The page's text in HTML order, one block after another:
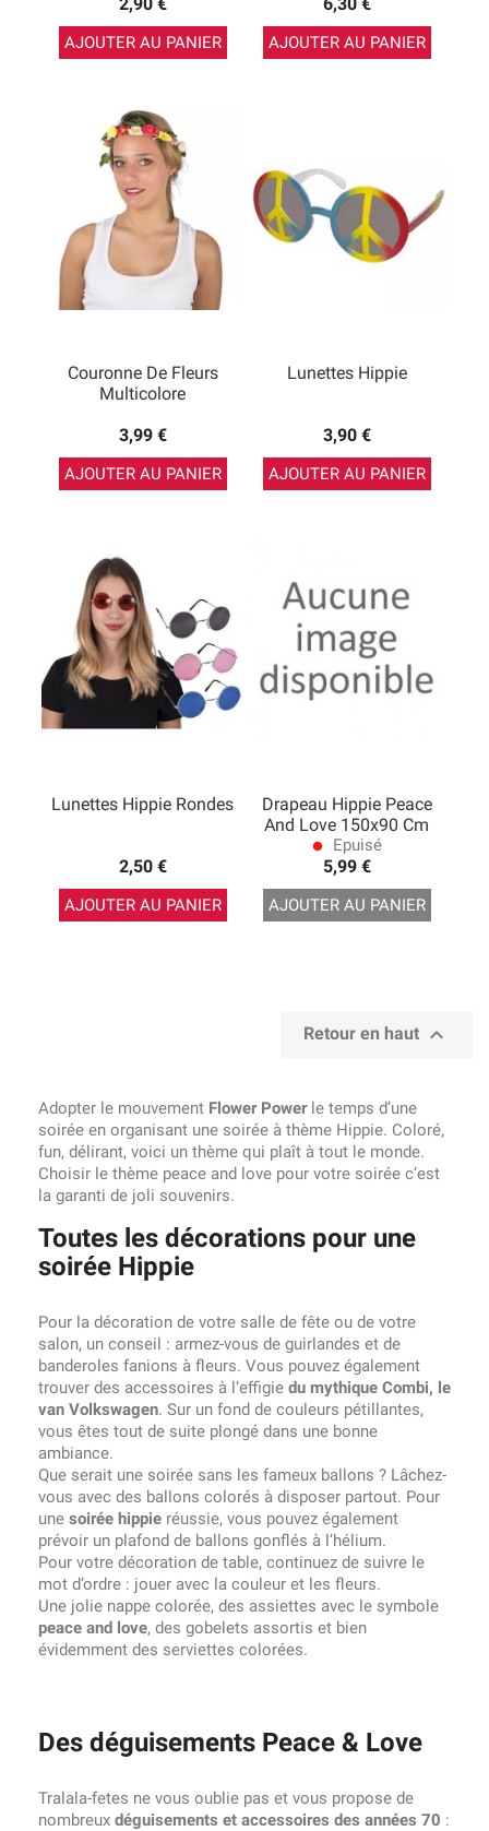
AJOUTER AU PANIER AJOUTER AU PANIER
Couronne De Fleurs
Multicolore
3,99 €
AJOUTER AU PANIER
Lunettes Hippie
3,90 €
AJOUTER AU PANIER
Lunettes Hippie Rondes
2,50 €
AJOUTER AU PANIER
Drapeau Hippie Peace
And Love 150x90 Cm
lens Epuisé
5,99 €
AJOUTER AU PANIER
Retour en haut 
Adopter le mouvement Flower Powerle temps d’une
soirée en organisant une soirée à thème Hippie. Coloré,
fun, délirant, voici un thème qui plaît à tout le monde.
Choisir le thème peace and love pour votre soirée c’est
la garanti de joli souvenirs.
Toutes les décorations pour une
soirée Hippie
Pour la décoration de votre salle de fête ou de votre
salon, un conseil : armez-vous de guirlandes et de
banderoles fanions à fleurs. Vous pouvez également
trouver des accessoires à l’effigie du mythique Combi, le
van Volkswagen. Sur un fond de couleurs pétillantes,
vous êtes tout de suite plongé dans une bonne
ambiance.
Que serait une soirée sans les fameux ballons ? Lâchez-
vous avec des ballons colorés à disposer partout. Pour
une soirée hippie réussie, vous pouvez également
prévoir un plafond de ballons gonflés à l’hélium.
Pour votre décoration de table, continuez de suivre le
mot d’ordre : jouer avec la couleur et les fleurs.
Une jolie nappe colorée, des assiettes avec le symbole
peace and love, des gobelets assortis et bien
évidemment des serviettes colorées.
Des déguisements Peace & Love
Tralala-fetes ne vous oublie pas et vous propose de
nombreux déguisements et accessoires des années 70 :